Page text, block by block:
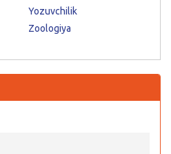
Yozuvchilik
Zoologiya